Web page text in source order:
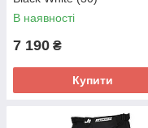
В наявності
7 190 ₴
Купити